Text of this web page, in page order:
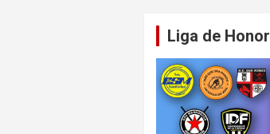
Liga de Honor